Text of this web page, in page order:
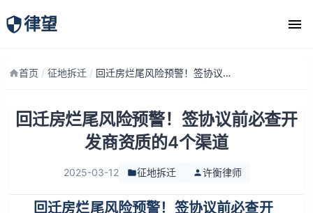
律望
律师团队
首页 / 征地拆迁 / 回迁房烂尾风险预警！签协议前必查开发商资质的4个渠道
回迁房烂尾风险预警！签协议前必查开
发商资质的4个渠道
2025-03-12 征地拆迁 许衡律师
回迁房烂尾风险预警！签协议前必查开